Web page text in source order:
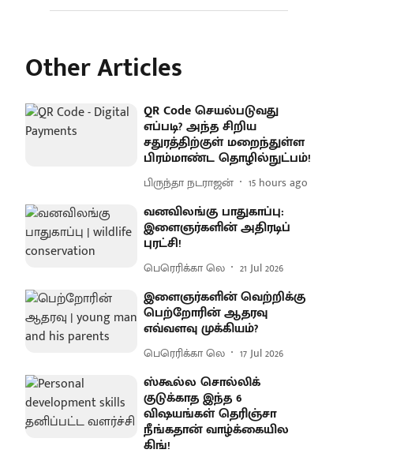
Other Articles
QR Code செயல்படுவது
எப்படி? அந்த சிறிய
சதுரத்திற்குள் மறைந்துள்ள
பிரம்மாண்ட தொழில்நுட்பம்!
பிருந்தா நடராஜன் 15 hours ago
வனவிலங்கு பாதுகாப்பு:
இளைஞர்களின் அதிரடிப்
புரட்சி!
பெரெரிக்கா லெ 21 Jul 2026
இளைஞர்களின் வெற்றிக்கு
பெற்றோரின் ஆதரவு
எவ்வளவு முக்கியம்?
பெரெரிக்கா லெ 17 Jul 2026
ஸ்கூல்ல சொல்லிக்
குடுக்காத இந்த 6
விஷயங்கள் தெரிஞ்சா
நீங்கதான் வாழ்க்கையில
கிங்!